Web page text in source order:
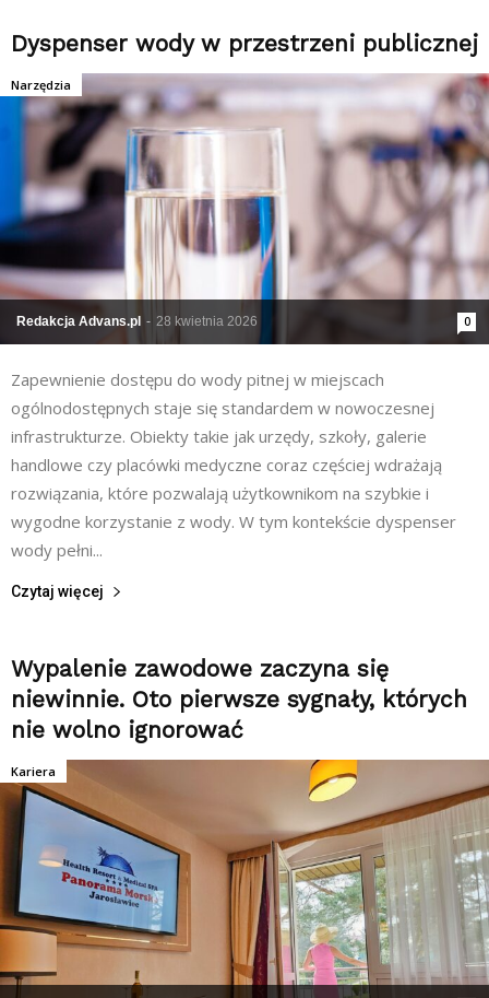
Dyspenser wody w przestrzeni publicznej
Redakcja Advans.pl - 28 kwietnia 2026 0
Narzędzia
Zapewnienie dostępu do wody pitnej w miejscach
ogólnodostępnych staje się standardem w nowoczesnej
infrastrukturze. Obiekty takie jak urzędy, szkoły, galerie
handlowe czy placówki medyczne coraz częściej wdrażają
rozwiązania, które pozwalają użytkownikom na szybkie i
wygodne korzystanie z wody. W tym kontekście dyspenser
wody pełni...
Czytaj więcej
Wypalenie zawodowe zaczyna się
niewinnie. Oto pierwsze sygnały, których
nie wolno ignorować
Kariera